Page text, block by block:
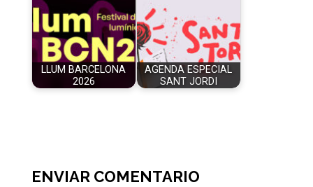
LLUM BARCELONA
2026
AGENDA ESPECIAL
SANT JORDI
ENVIAR COMENTARIO